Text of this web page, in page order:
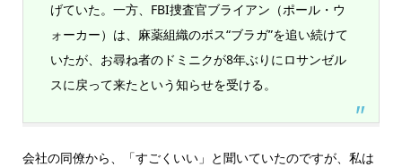
げていた。一方、FBI捜査官ブライアン（ポール・ウ
ォーカー）は、麻薬組織のボス“ブラガ”を追い続けて
いたが、お尋ね者のドミニクが8年ぶりにロサンゼル
スに戻って来たという知らせを受ける。
会社の同僚から、「すごくいい」と聞いていたのですが、私は